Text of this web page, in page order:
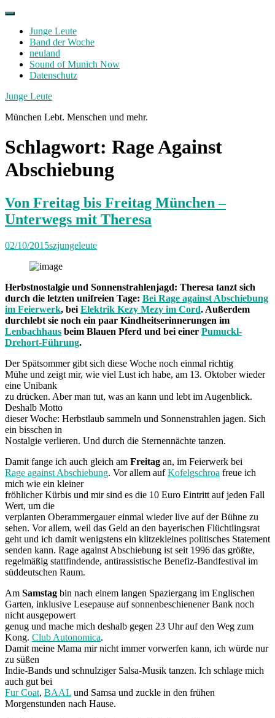
Skip
contentJunge Leute
Band der Woche
neuland
Sound of Munich Now
Datenschutz
Facebook
Twitter
Instagram
Junge Leute
München Lebt. Menschen und mehr.
Schlagwort: Rage Against
Abschiebung
Von Freitag bis Freitag München –
Unterwegs mit Theresa
02/10/2015szjungeleute
Herbstnostalgie und Sonnenstrahlenjagd: Theresa tanzt sich
durch die letzten unifreien Tage: Bei Rage against Abschiebung
im Feierwerk, bei Elektrik Kezy Mezy im Cord. Außerdem
durchlebt sie noch ein paar Kindheitserinnerungen im
Lenbachhaus beim Blauen Pferd und bei einer Pumuckl-
Drehort-Führung.
Der Spätsommer gibt sich diese Woche noch einmal richtig
Mühe und zeigt mir, wie viel Lust ich habe, am 13. Oktober wieder
eine Unibank
zu drücken. Aber man tut, was an kann und lebt im Augenblick.
Deshalb Motto
dieser Woche: Herbstlaub sammeln und Sonnenstrahlen jagen. Sich
ein bisschen in
Nostalgie verlieren. Und durch die Sternennächte tanzen.
Damit fange ich auch gleich am Freitag an, im Feierwerk bei
Rage against Abschiebung. Vor allem aufKofelgschroa freue ich
mich wie ein kleiner
fröhlicher Kürbis und mir sind es die 10 Euro Eintritt auf jeden Fall
Wert, um die
verplanten Oberammergauer einmal wieder live auf der Bühne zu
sehen. Vor allem, weil das Geld an den bayerischen Flüchtlingsrat
geht und ich damit wenigstens ein klitzekleines politisches Statement
senden kann. Rage against Abschiebung ist seit 1996 das größte,
regelmäßig stattfindende, antirassistische Benefiz-Bandfestival im
süddeutschen Raum.
Am Samstag bin nach einem langen Spaziergang im Englischen
Garten, inklusive Lesepause auf sonnenbeschienener Bank noch
nicht ausgepowert
genug und mache mich deshalb gegen 23 Uhr auf den Weg zum
Kong. Club Autonomica.
Damit meine Mama mir nicht immer vorwerfen kann, ich würde nur
zu süßen
Indie-Bands und schnulziger Salsa-Musik tanzen. Ich schlage mich
auch gut bei
Fur Coat, BAAL und Samsa und zuckle in den frühen
Morgenstunden nach Hause.